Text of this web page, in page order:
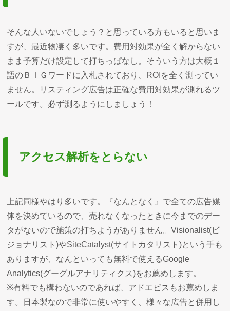
そんな人いないでしょう？と思っている方もいると思いま
すが、最近物凄く多いです。費用対効果が全く解からない
まま予算だけ設定して打ちっぱなし。そういう方は大概１
語のＢＩＧワードに入札されており、ROIを全く測ってい
ません。リスティング広告は正確な費用対効果が測れるツ
ールです。必ず測るようにしましょう！
アクセス解析をとらない
上記同様やはり多いです。『なんとなく』で全ての広告媒
体を決めているので、売れなくなったときに今までのデー
タがないので施策の打ちようがありません。Visionalist(ビ
ジョナリスト)やSiteCatalyst(サイトカタリスト)という手も
ありますが、なんといっても無料で使えるGoogle
Analytics(グーグルアナリティクス)をお薦めします。
※有料でも構わないのであれば、アドエビスもお薦めしま
す。日本製なので非常に使いやすく、様々な広告と併用し